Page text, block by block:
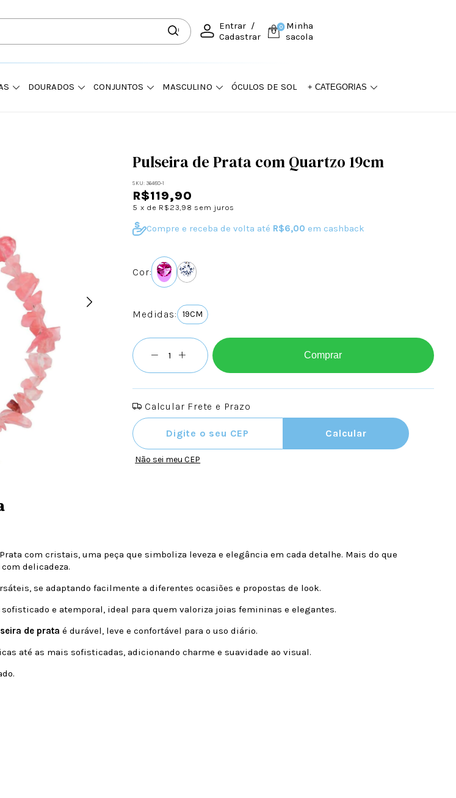
Entrar /
Cadastrar
Minha
sacola
0
DOURADOS CONJUNTOS MASCULINO ÓCULOS DE SOL + CATEGORIAS
Pulseira de Prata com Quartzo 19cm
SKU: 36480-1
R$119,90
5 x de R$23,98 sem juros
Compre e receba de volta até R$6,00 em cashback
Cor:
Medidas: 19CM
Comprar
Calcular Frete e Prazo
Entregas para o CEP:
Calcular
Não sei meu CEP
com cristais, uma peça que simboliza leveza e elegância em cada detalhe. Mais do que
delicadeza.
se adaptando facilmente a diferentes ocasiões e propostas de look.
e atemporal, ideal para quem valoriza joias femininas e elegantes.
de prata é durável, leve e confortável para o uso diário.
até as mais sofisticadas, adicionando charme e suavidade ao visual.